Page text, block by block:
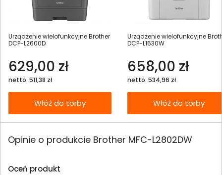
Urządzenie wielofunkcyjne Brother
DCP-L2600D
629,00 zł
netto: 511,38 zł
Włóż do torby
Urządzenie wielofunkcyjne
DCP-L1630W
658,00 zł
netto: 534,96 zł
Włóż do torby
Opinie o produkcie Brother MFC-L2802DW
Oceń produkt